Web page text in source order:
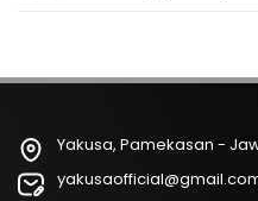
Yakusa, Pamekasan -